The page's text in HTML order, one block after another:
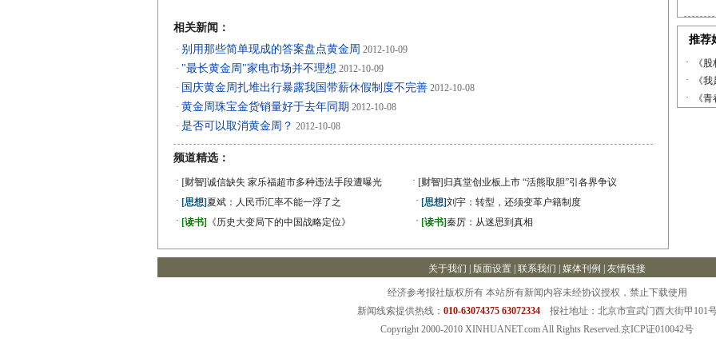
相关新闻：
· 别用那些简单现成的答案盘点黄金周 2012-10-09
· "最长黄金周"家电市场并不理想 2012-10-09
· 国庆黄金周扎堆出行暴露我国带薪休假制度不完善 2012-10-08
· 黄金周珠宝金货销量好于去年同期 2012-10-08
· 是否可以取消黄金周？ 2012-10-08
频道精选：
· [财智]诚信缺失 家乐福超市多种违法手段遭曝光 · [财智] 归真堂创业板上市 “活熊取胆”引各界争议
· [思想]夏斌：人民币汇率不能一浮了之 · [思想]刘宇：转型，还须变革户籍制度
· [读书] 《历史大变局下的中国战略定位》 · [读书]秦厉：从迷思到真相
关于我们 版面设置 | 联系我们 | 媒体刊例 友情链接
经济参考报社版权所有 本站所有新闻内容未经协议授权，禁止下载使用
新闻线索提供热线： 010-63074375 63072334
报社地址：北京市宣武门西大街甲101
Copyright 2000-2010 XINHUANET.com All Rights Reserved.京ICP证010042号